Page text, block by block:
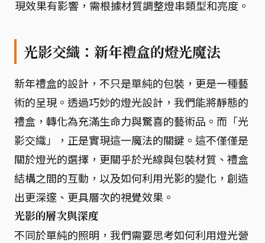
現效果有影響，需根據材質調整燈串類型和亮度。
光影交織：新年禮盒的燈光魔法
新年禮盒的設計，不只是單純的包裝，更是一種藝
術的呈現。透過巧妙的燈光設計，我們能將靜態的
禮盒，轉化為充滿生命力與驚喜的藝術品。而「光
影交織」，正是實現這一魔法的關鍵。這不僅僅是
關於燈光的選擇，更關乎於光線與包裝材質、禮盒
結構之間的互動，以及如何利用光影的變化，創造
出更深邃、更具層次的視覺效果。
光影的層次與深度
不同於單純的照明，我們需要思考如何利用燈光營